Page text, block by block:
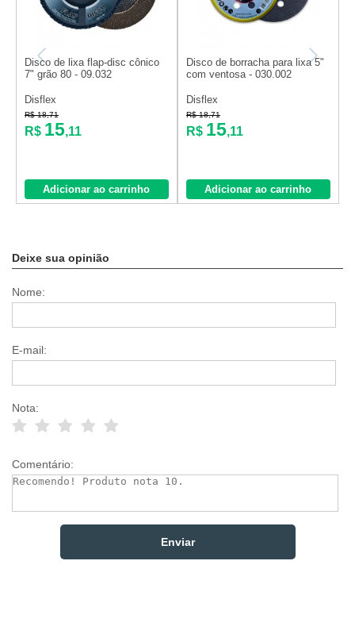
Disco de lixa flap-disc cônico
7" grão 80 - 09.032
Disflex
R$ 18,71
R$ 15,11
Adicionar ao carrinho
Disco de borracha para lixa 5"
com ventosa - 030.002
Disflex
R$ 18,71
R$ 15,11
Adicionar ao carrinho
Deixe sua opinião
Nome:
E-mail:
Nota:
Comentário: